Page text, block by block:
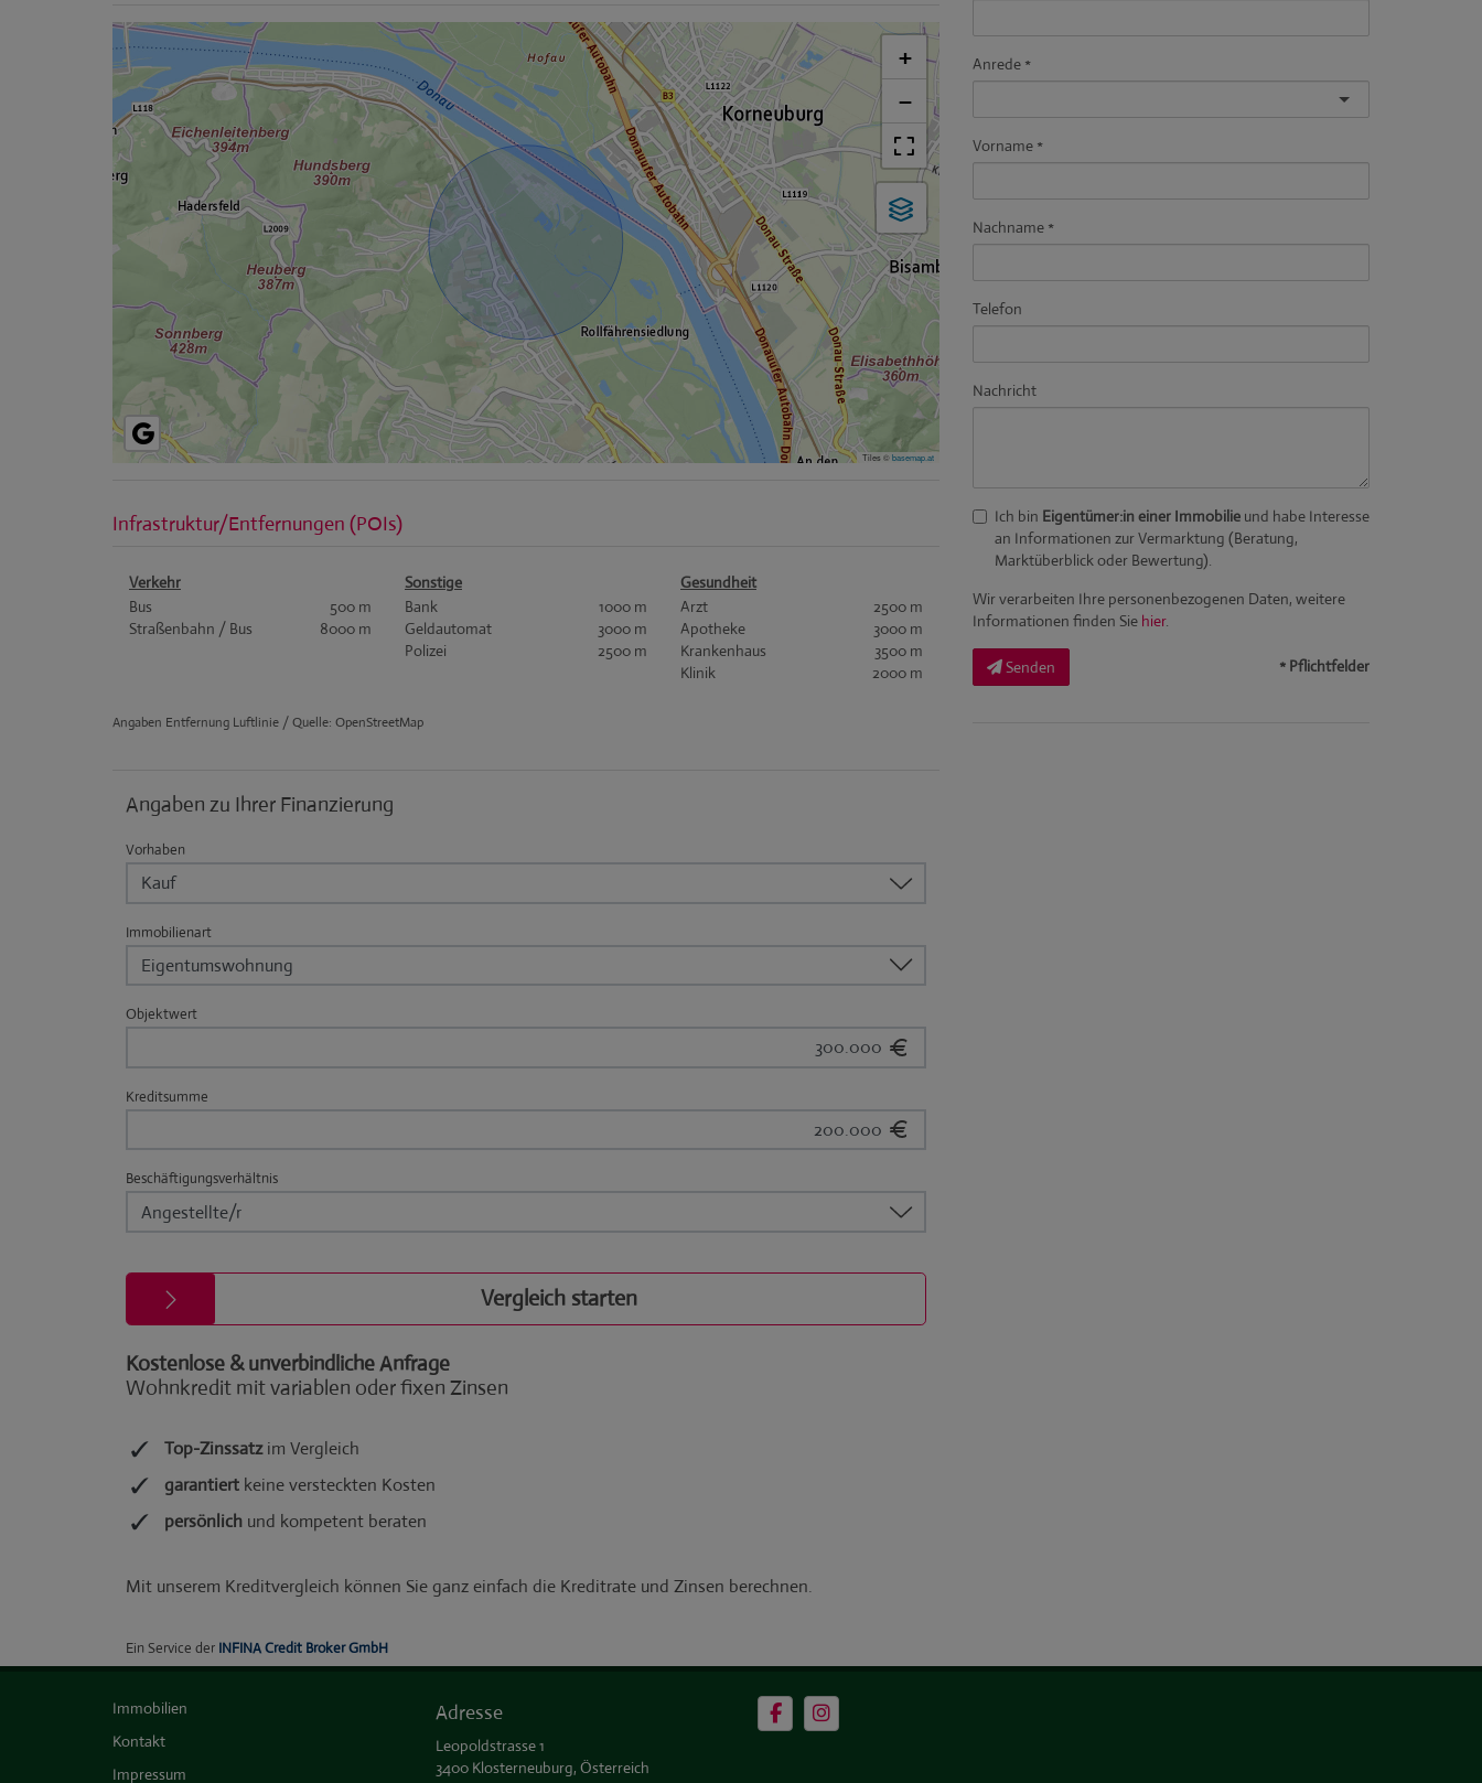
+
−
Tiles ©basemap.at
Infrastruktur/Entfernungen (POIs)
Verkehr
Bus
500 m
Straßenbahn / Bus
8000 m
Sonstige
Bank
1000 m
Geldautomat
3000 m
Polizei
2500 m
Gesundheit
Arzt
2500 m
Apotheke
3000 m
Krankenhaus
3500 m
Klinik
2000 m
Angaben Entfernung Luftlinie / Quelle: OpenStreetMap
Anrede
Vorname
Nachname
Telefon
Nachricht
Ich bin Eigentümer:in einer Immobilie und habe Interesse
an Informationen zur Vermarktung (Beratung,
Marktüberblick oder Bewertung).
Wir verarbeiten Ihre personenbezogenen Daten, weitere
Informationen finden Sie hier.
Senden * Pflichtfelder
Immobilien
Kontakt
Impressum
Adresse
Leopoldstrasse 1
3400 Klosterneuburg, Österreich